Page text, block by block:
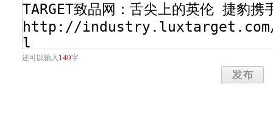
还可以输入 140字